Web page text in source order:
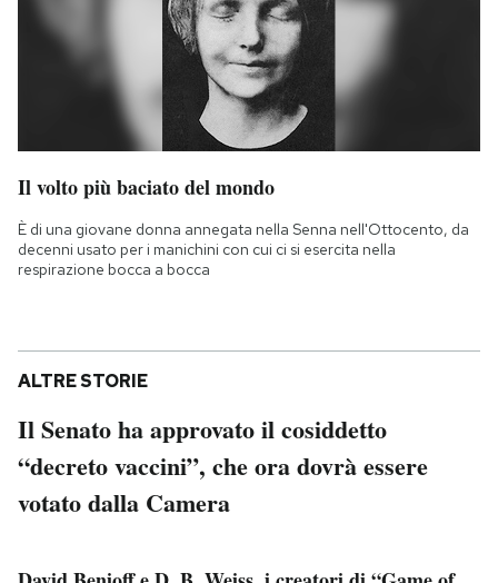
Il volto più baciato del mondo
È di una giovane donna annegata nella Senna nell'Ottocento, da
decenni usato per i manichini con cui ci si esercita nella
respirazione bocca a bocca
ALTRE STORIE
Il Senato ha approvato il cosiddetto
“decreto vaccini”, che ora dovrà essere
votato dalla Camera